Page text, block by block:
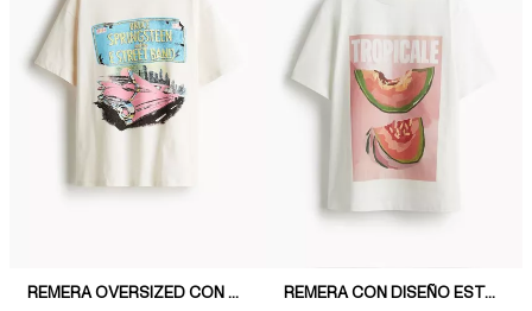
REMERA OVERSIZED CON DISEÑO ESTAMPADO REMERA CON DISEÑO ESTAMPADO